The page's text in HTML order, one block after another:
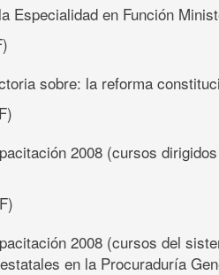
Especialidad en Función
sobre: la reforma
2008 (cursos
2008 (cursos del
en la Procuraduría